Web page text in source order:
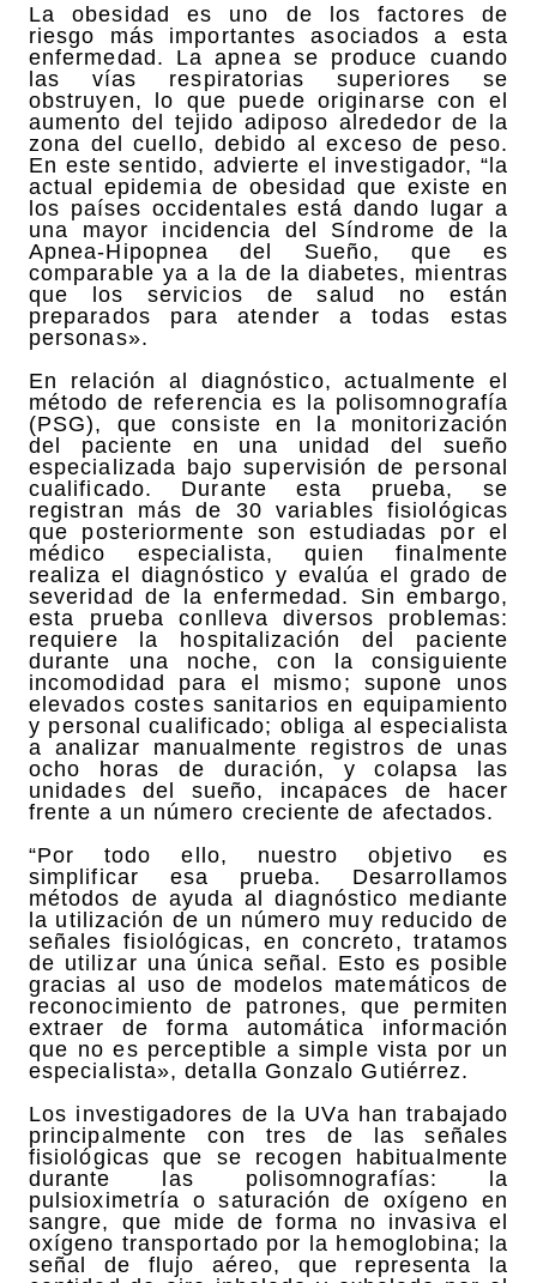
La obesidad es uno de los factores de
riesgo más importantes asociados a esta
enfermedad. La apnea se produce cuando
las vías respiratorias superiores se
obstruyen, lo que puede originarse con el
aumento del tejido adiposo alrededor de la
zona del cuello, debido al exceso de peso.
En este sentido, advierte el investigador, “la
actual epidemia de obesidad que existe en
los países occidentales está dando lugar a
una mayor incidencia del Síndrome de la
Apnea-Hipopnea del Sueño, que es
comparable ya a la de la diabetes, mientras
que los servicios de salud no están
preparados para atender a todas estas
personas».
En relación al diagnóstico, actualmente el
método de referencia es la polisomnografía
(PSG), que consiste en la monitorización
del paciente en una unidad del sueño
especializada bajo supervisión de personal
cualificado. Durante esta prueba, se
registran más de 30 variables fisiológicas
que posteriormente son estudiadas por el
médico especialista, quien finalmente
realiza el diagnóstico y evalúa el grado de
severidad de la enfermedad. Sin embargo,
esta prueba conlleva diversos problemas:
requiere la hospitalización del paciente
durante una noche, con la consiguiente
incomodidad para el mismo; supone unos
elevados costes sanitarios en equipamiento
y personal cualificado; obliga al especialista
a analizar manualmente registros de unas
ocho horas de duración, y colapsa las
unidades del sueño, incapaces de hacer
frente a un número creciente de afectados.
“Por todo ello, nuestro objetivo es
simplificar esa prueba. Desarrollamos
métodos de ayuda al diagnóstico mediante
la utilización de un número muy reducido de
señales fisiológicas, en concreto, tratamos
de utilizar una única señal. Esto es posible
gracias al uso de modelos matemáticos de
reconocimiento de patrones, que permiten
extraer de forma automática información
que no es perceptible a simple vista por un
especialista», detalla Gonzalo Gutiérrez.
Los investigadores de la UVa han trabajado
principalmente con tres de las señales
fisiológicas que se recogen habitualmente
durante las polisomnografías: la
pulsioximetría o saturación de oxígeno en
sangre, que mide de forma no invasiva el
oxígeno transportado por la hemoglobina; la
señal de flujo aéreo, que representa la